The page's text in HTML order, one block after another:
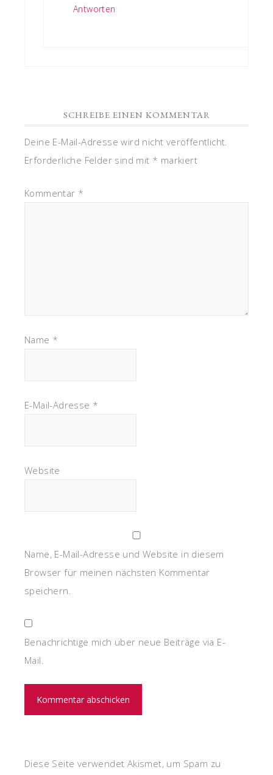
Antworten
SCHREIBE EINEN KOMMENTAR
Deine E-Mail-Adresse wird nicht veröffentlicht.
Erforderliche Felder sind mit * markiert
Kommentar *
Name *
E-Mail-Adresse *
Website
Name, E-Mail-Adresse und Website in diesem
Browser für meinen nächsten Kommentar
speichern.
Benachrichtige mich über neue Beiträge via E-
Mail.
Diese Seite verwendet Akismet, um Spam zu